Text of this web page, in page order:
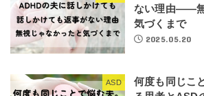
ない理由――
気づくまで
2025.05.20
ASD
何度も同じこ